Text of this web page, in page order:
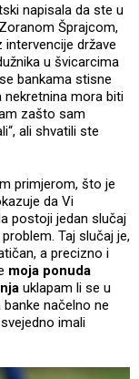
napisala da ste u
Šprajcom,
države
u švicarcima
bankama stisne
mora biti
zašto sam
ali shvatili ste
primjerom, što je
da Vi
postoji jedan slučaj
Taj slučaj je,
a precizno i
moja ponuda
uklapam li se u
načelno ne
imali